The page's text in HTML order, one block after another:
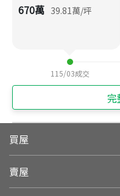
670萬 39.81萬/坪
115/03成交
買屋
賣屋